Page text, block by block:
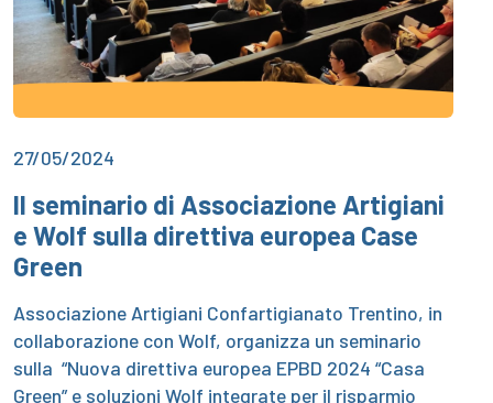
27/05/2024
Il seminario di Associazione Artigiani
e Wolf sulla direttiva europea Case
Green
Associazione Artigiani Confartigianato Trentino, in
collaborazione con Wolf, organizza un seminario
sulla “Nuova direttiva europea EPBD 2024 “Casa
Green” e soluzioni Wolf integrate per il risparmio